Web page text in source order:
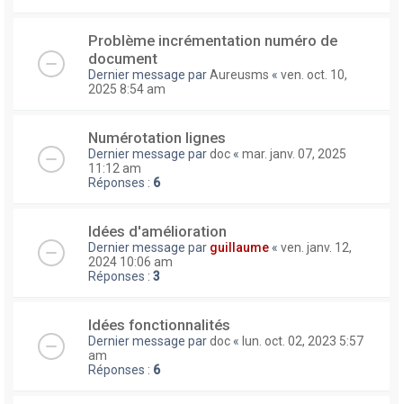
Problème incrémentation numéro de
document
Dernier message parAureusms « ven. oct. 10,
2025 8:54 am
Numérotation lignes
Dernier message pardoc « mar. janv. 07, 2025
11:12 am
Réponses : 6
Idées d'amélioration
Dernier message par guillaume « ven. janv. 12,
2024 10:06 am
Réponses : 3
Idées fonctionnalités
Dernier message pardoc « lun. oct. 02, 2023 5:57
am
Réponses : 6